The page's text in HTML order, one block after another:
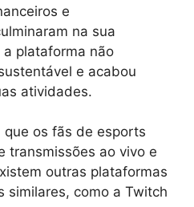
e
na sua
plataforma não
e acabou
atividades.
que os fãs de esports
transmissões ao vivo e
outras plataformas
similares, como a Twitch